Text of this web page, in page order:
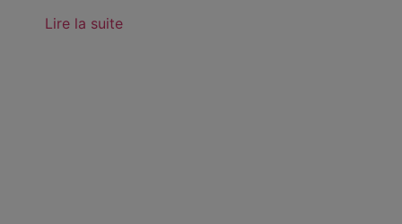
Lire la suite